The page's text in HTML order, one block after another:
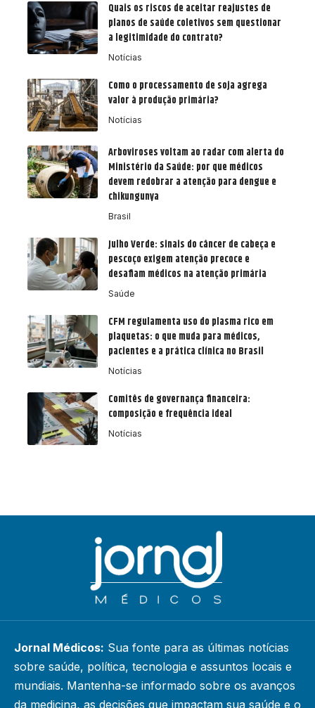
Quais os riscos de aceitar reajustes de
planos de saúde coletivos sem questionar
a legitimidade do contrato?
Notícias
Como o processamento de soja agrega
valor à produção primária?
Notícias
Arboviroses voltam ao radar com alerta do
Ministério da Saúde: por que médicos
devem redobrar a atenção para dengue e
chikungunya
Brasil
Julho Verde: sinais do câncer de cabeça e
pescoço exigem atenção precoce e
desafiam médicos na atenção primária
Saúde
CFM regulamenta uso do plasma rico em
plaquetas: o que muda para médicos,
pacientes e a prática clínica no Brasil
Notícias
Comitês de governança financeira:
composição e frequência ideal
Notícias
Jornal Médicos: Sua fonte para as últimas notícias
sobre saúde, política, tecnologia e assuntos locais e
mundiais. Mantenha-se informado sobre os avanços
da medicina, as decisões que impactam sua saúde e o